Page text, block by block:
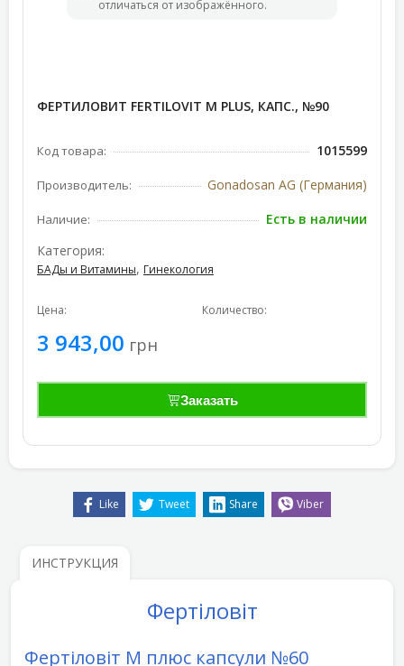
отличаться от изображённого.
ФЕРТИЛОВИТ FERTILOVIT M PLUS, КАПС., №90
Код товара: 1015599
Производитель: Gonadosan AG (Германия)
Наличие:
Есть в наличии
Категория:
БАДы и Витамины, Гинекология
Цена:
3 943,00 грн
Количество:
Заказать
Like Tweet Share Viber
ИНСТРУКЦИЯ
Фертіловіт
Фертіловіт М плюс капсули №60